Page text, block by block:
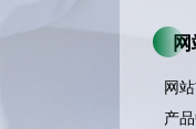
网
产